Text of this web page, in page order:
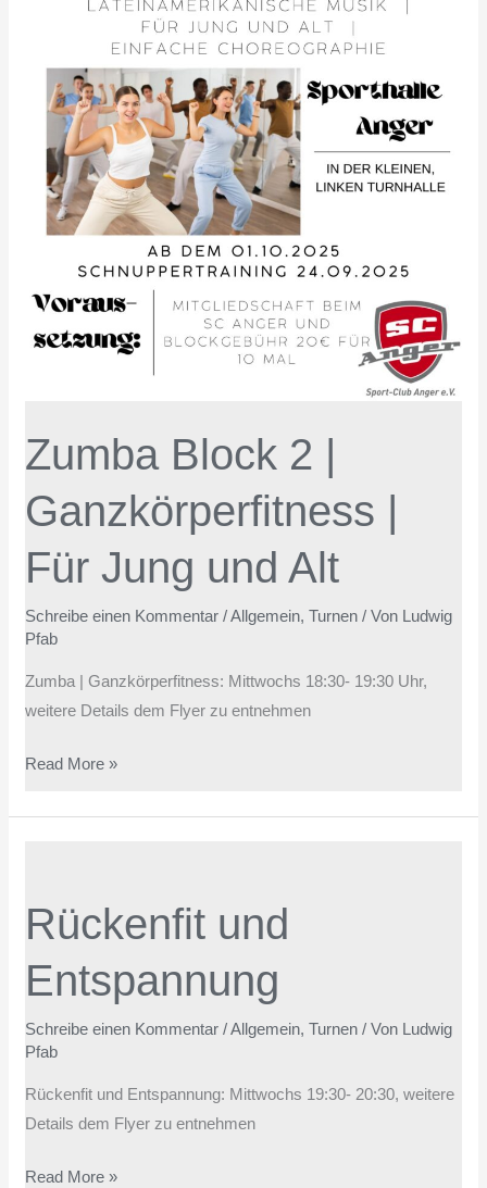
Zumba Block 2 |
Ganzkörperfitness |
Für Jung und Alt
Schreibe einen Kommentar /Allgemein,Turnen / Von Ludwig
Pfab
Zumba | Ganzkörperfitness: Mittwochs 18:30- 19:30 Uhr,
weitere Details dem Flyer zu entnehmen
Read More »
Rückenfit und
Entspannung
Schreibe einen Kommentar /Allgemein,Turnen / Von Ludwig
Pfab
Rückenfit und Entspannung: Mittwochs 19:30- 20:30, weitere
Details dem Flyer zu entnehmen
Entspannung
Read More »